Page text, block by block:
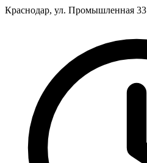
Краснодар, ул. Промышленная 33